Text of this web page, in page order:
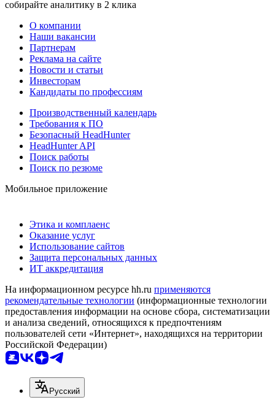
собирайте аналитику в 2 клика
О компании
Наши вакансии
Партнерам
Реклама на сайте
Новости и статьи
Инвесторам
Кандидаты по профессиям
Производственный календарь
Требования к ПО
Безопасный HeadHunter
HeadHunter API
Поиск работы
Поиск по резюме
Мобильное приложение
Этика и комплаенс
Оказание услуг
Использование сайтов
Защита персональных данных
ИТ аккредитация
На информационном ресурсе hh.ru применяются
рекомендательные технологии (информационные технологии
предоставления информации на основе сбора, систематизации
и анализа сведений, относящихся к предпочтениям
пользователей сети «Интернет», находящихся на территории
Российской Федерации)
Русский